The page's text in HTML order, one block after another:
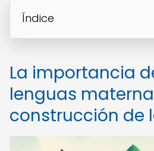
Índice
La importancia
lenguas
construcción de